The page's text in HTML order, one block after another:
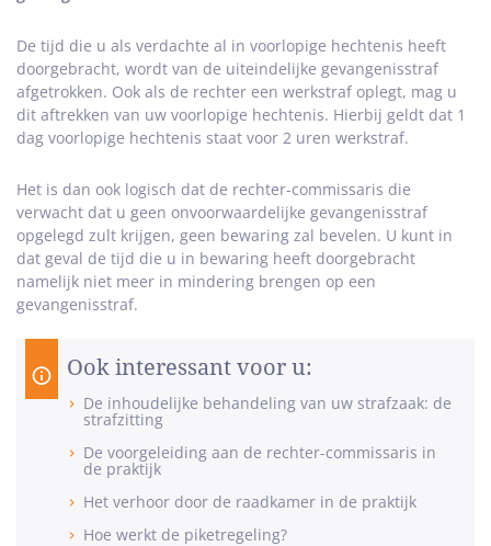
De tijd die u als verdachte al in voorlopige hechtenis heeft
doorgebracht, wordt van de uiteindelijke gevangenisstraf
afgetrokken. Ook als de rechter een werkstraf oplegt, mag u
dit aftrekken van uw voorlopige hechtenis. Hierbij geldt dat 1
dag voorlopige hechtenis staat voor 2 uren werkstraf.
Het is dan ook logisch dat de rechter-commissaris die
verwacht dat u geen onvoorwaardelijke gevangenisstraf
opgelegd zult krijgen, geen bewaring zal bevelen. U kunt in
dat geval de tijd die u in bewaring heeft doorgebracht
namelijk niet meer in mindering brengen op een
gevangenisstraf.
Ook interessant voor u:
De inhoudelijke behandeling van uw strafzaak: de
strafzitting
De voorgeleiding aan de rechter-commissaris in
de praktijk
Het verhoor door de raadkamer in de praktijk
Hoe werkt de piketregeling?